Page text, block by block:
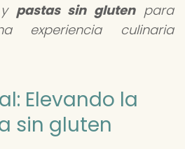
pastas sin glutenpara
experiencia culinaria
Elevando la
sin gluten